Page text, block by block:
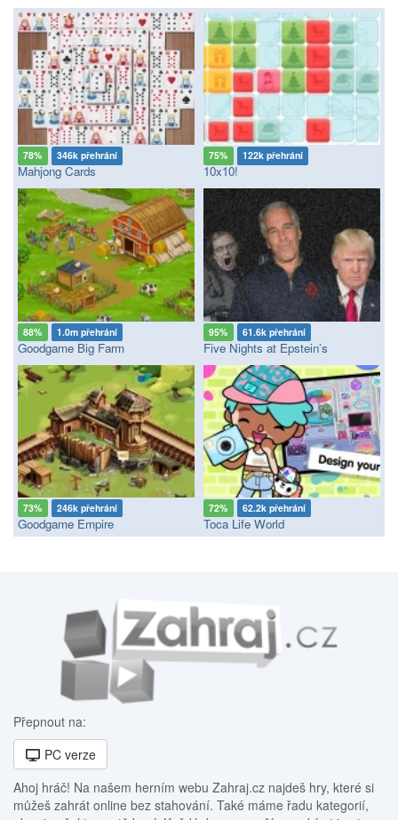
78% 346k přehrání
Mahjong Cards
75% 122k přehrání
10x10!
88% 1.0m přehrání
Goodgame Big Farm
95% 61.6k přehrání
Five Nights at Epstein’s
73% 246k přehrání
Goodgame Empire
72% 62.2k přehrání
Toca Life World
Přepnout na:
PC verze
Ahoj hráč! Na našem herním webu Zahraj.cz najdeš hry, které si
můžeš zahrát online bez stahování. Také máme řadu kategorií,